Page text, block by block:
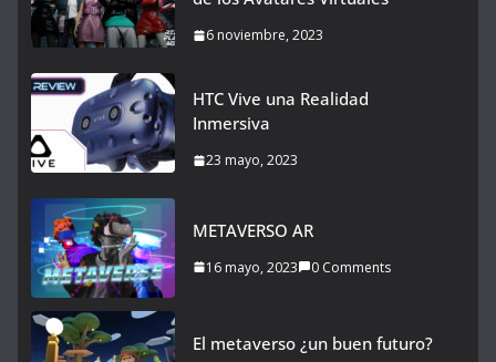
6 noviembre, 2023
HTC Vive una Realidad
Inmersiva
23 mayo, 2023
METAVERSO AR
16 mayo, 2023 0 Comments
El metaverso ¿un buen futuro?